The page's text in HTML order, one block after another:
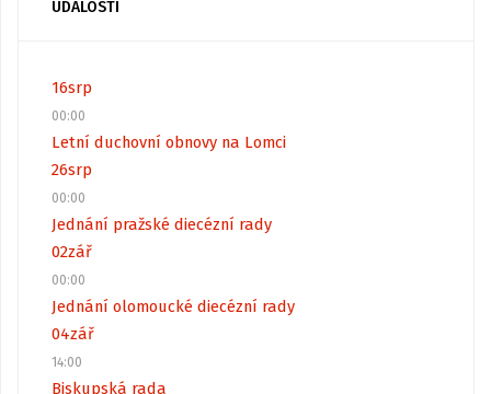
UDÁLOSTI
16srp
00:00
Letní duchovní obnovy na Lomci
26srp
00:00
Jednání pražské diecézní rady
02zář
00:00
Jednání olomoucké diecézní rady
04zář
14:00
Biskupská rada